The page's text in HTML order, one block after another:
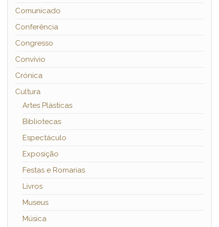
Comunicado
Conferência
Congresso
Convívio
Crónica
Cultura
Artes Plásticas
Bibliotecas
Espectáculo
Exposição
Festas e Romarias
Livros
Museus
Música